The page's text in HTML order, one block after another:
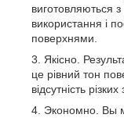
виготовляються
використання і
поверхнями.
Якісно.
це рівний тон
відсутність
Экономно. Вы